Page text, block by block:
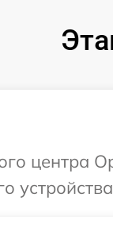
центра